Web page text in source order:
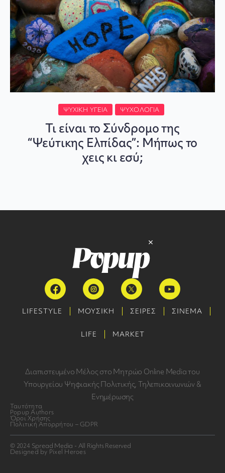
ΨΥΧΙΚΉ ΥΓΕΊΑ ΨΥΧΟΛΟΓΊΑ
Τι είναι το Σύνδρομο της
“Ψεύτικης Ελπίδας”: Μήπως το
χεις κι εσύ;
LIFESTYLE ΜΟΥΣΙΚΗ ΣΕΙΡΕΣ ΣΙΝΕΜΑ
LIFE MARKET
Διαπιστευμένο Μέλος στο Μητρώο Online Media του
Υπουργείου Ψηφιακής Πολιτικής, Τηλεπικοινωνιών &
Ενημέρωσης
Ταυτότητα
Popup Authors
Όροι Χρήσης
Πολιτική Απορρήτου – GDPR
© 2024 Spread Media - All Rights Reserved
Designed by Pixel Heroes